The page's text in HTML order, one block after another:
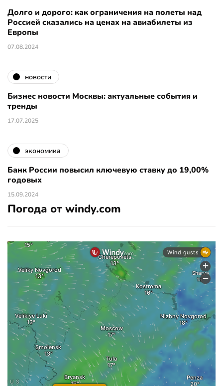
Долго и дорого: как ограничения на полеты над
Россией сказались на ценах на авиабилеты из
Европы
07.08.2024
новости
Бизнес новости Москвы: актуальные события и
тренды
17.07.2025
экономика
Банк России повысил ключевую ставку до 19,00%
годовых
15.09.2024
Погода от windy.com